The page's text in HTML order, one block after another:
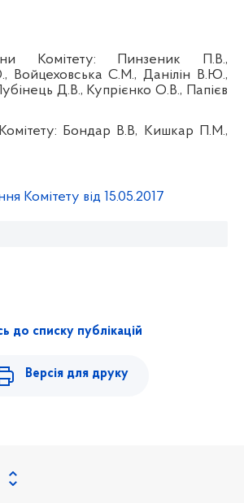
Комітету: Пинзеник П.В.,
С.М., Данілін В.Ю.,
Д.В., Купрієнко О.В., Папієв
Комітету: Бондар В.В, Кишкар П.М.,
Комітету від 15.05.2017
до списку публікацій
Версія для друку